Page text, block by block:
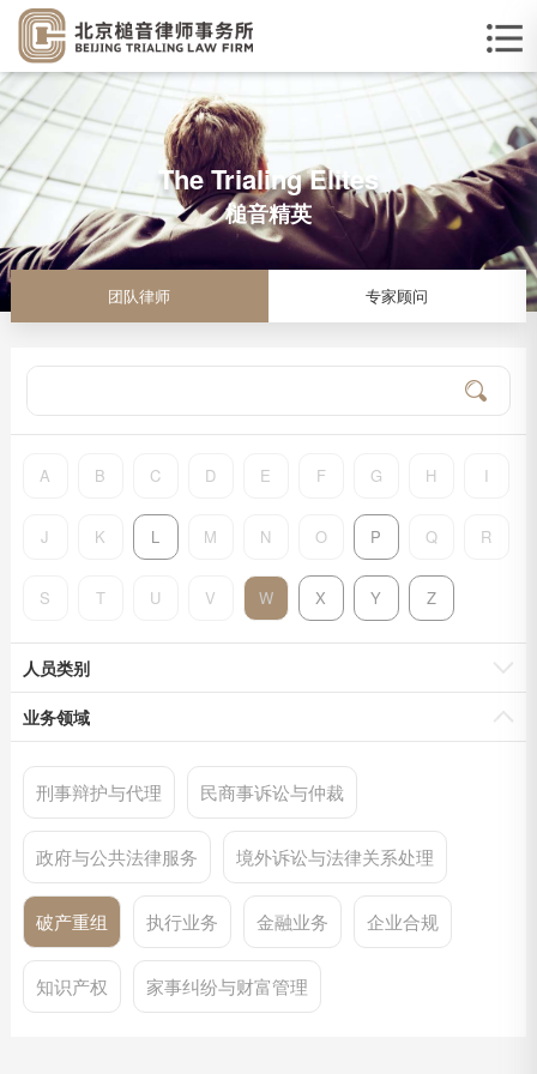
The Trialing Elites
槌音精英
团队律师 专家顾问
A B C D E F G H I
J K L M N O P Q R
S T U V W X Y Z
人员类别
业务领域
刑事辩护与代理 民商事诉讼与仲裁
政府与公共法律服务 境外诉讼与法律关系处理
破产重组 执行业务 金融业务 企业合规
知识产权 家事纠纷与财富管理